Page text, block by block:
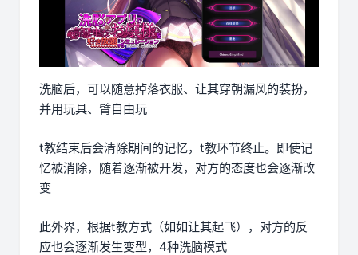
洗脑后，可以随意掉落衣服、让其穿朝漏风的装扮，
并用玩具、臂自由玩
t教结束后会清除期间的记忆，t教环节终止。即使记
忆被消除，随着逐渐被开发，对方的态度也会逐渐改
变
此外界，根据t教方式（如如让其起飞），对方的反
应也会逐渐发生变型，4种洗脑模式